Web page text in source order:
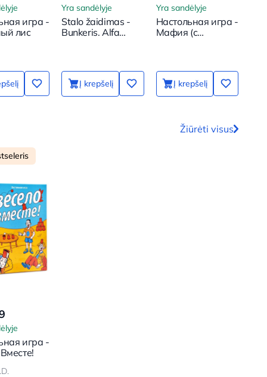
игра -
лис
Yra sandėlyje
Stalo žaidimas -
Bunkeris. Alfa
Į krepšelį
Yra sandėlyje
Настольная игра -
Мафия (с
Į krepšelį
Žiūrėti visus
игра -